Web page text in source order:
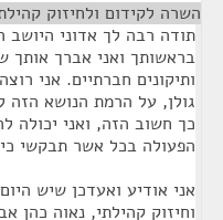
השרה לקידום ולחיזוק
תודה רבה לך אדוני
בראשותך ואני אברך אותך
ותיקונים חברתיים. אני
גולן, על הרמת הנושא הזה
כך חשוב הזה, ואני יכולה
הפעולה בכל אשר תבקשי
אני אודיע ואעדכן שיש
וחיזוק קהילתי, נאוה כהן